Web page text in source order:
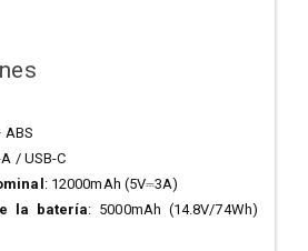
ABS
/ USB-C
: 12000mAh (5V⎓3A)
la batería: 5000mAh (14.8V/74Wh)